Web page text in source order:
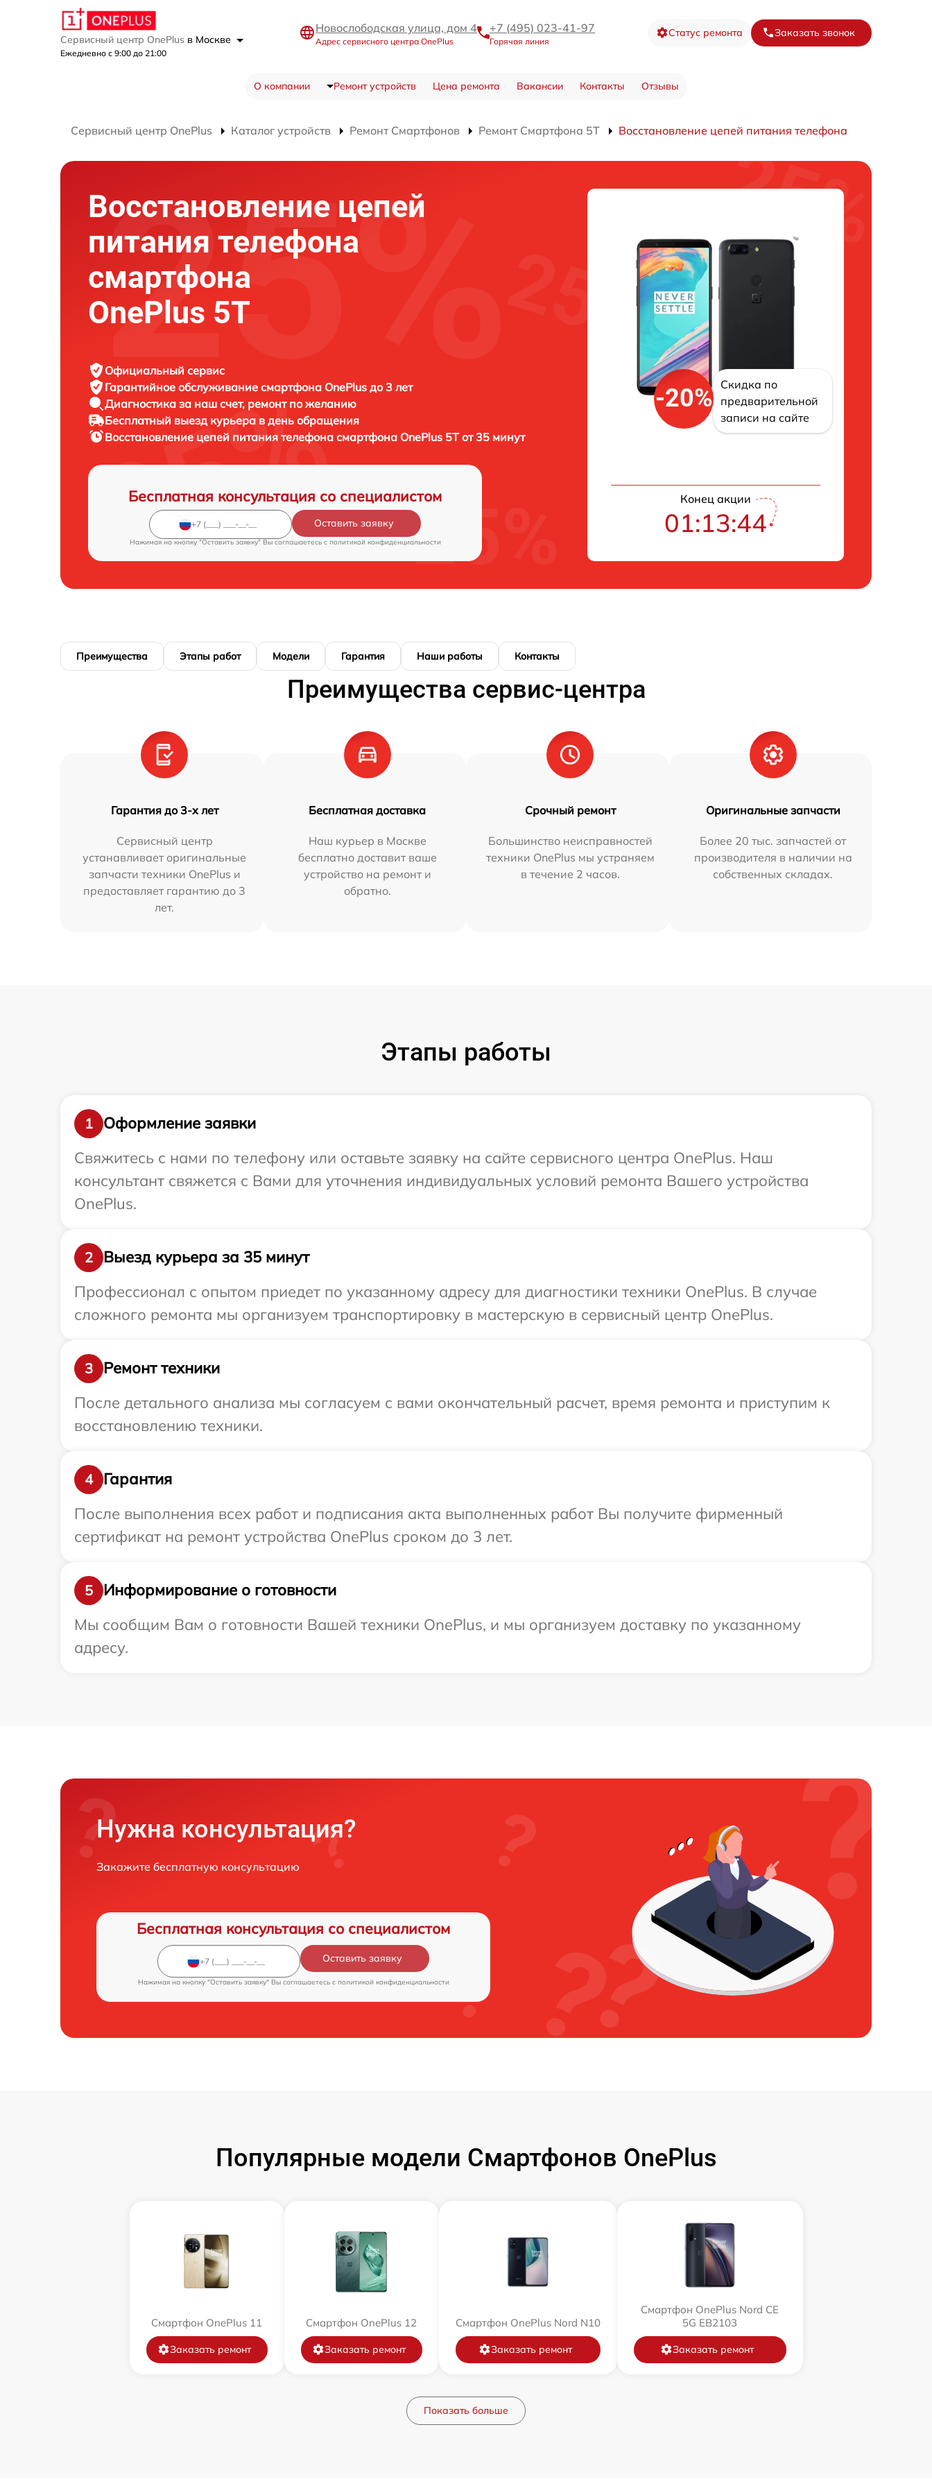
Сервисный центр OnePlus в Москве
Ежедневно с 9:00 до 21:00
Новослободская улица, дом 4
Адрес сервисного центра OnePlus
+7 (495) 023-41-97
Горячая линия
Статус ремонта Заказать звонок
О компании Ремонт устройств Цена ремонта Вакансии Контакты Отзывы
Сервисный центр OnePlus Каталог устройств Ремонт Смартфонов Ремонт Смартфона 5T Восстановление цепей питания телефона
Восстановление цепей
питания телефона
смартфона
OnePlus 5T
Официальный сервис
Гарантийное обслуживание смартфона OnePlus до 3 лет
Диагностика за наш счет, ремонт по желанию
Бесплатный выезд курьера в день обращения
Восстановление цепей питания телефона смартфона OnePlus 5T от 35 минут
Бесплатная консультация со специалистом
Оставить заявку
Нажимая на кнопку "Оставить заявку" Вы соглашаетесь c политикой конфиденциальности
-20%
Скидка по
предварительной
записи на сайте
Конец акции
01:13:43
Преимущества Этапы работ Модели Гарантия Наши работы Контакты
Преимущества сервис-центра
Гарантия до 3-х лет
Сервисный центр
устанавливает оригинальные
запчасти техники OnePlus и
предоставляет гарантию до 3
лет.
Бесплатная доставка
Наш курьер в Москве
бесплатно доставит ваше
устройство на ремонт и
обратно.
Срочный ремонт
Большинство неисправностей
техники OnePlus мы устраняем
в течение 2 часов.
Оригинальные запчасти
Более 20 тыс. запчастей от
производителя в наличии на
собственных складах.
Этапы работы
1
Оформление заявки
Свяжитесь с нами по телефону или оставьте заявку на сайте сервисного центра OnePlus. Наш
консультант свяжется с Вами для уточнения индивидуальных условий ремонта Вашего устройства
OnePlus.
2
Выезд курьера за 35 минут
Профессионал с опытом приедет по указанному адресу для диагностики техники OnePlus. В случае
сложного ремонта мы организуем транспортировку в мастерскую в сервисный центр OnePlus.
3
Ремонт техники
После детального анализа мы согласуем с вами окончательный расчет, время ремонта и приступим к
восстановлению техники.
4
Гарантия
После выполнения всех работ и подписания акта выполненных работ Вы получите фирменный
сертификат на ремонт устройства OnePlus сроком до 3 лет.
5
Информирование о готовности
Мы сообщим Вам о готовности Вашей техники OnePlus, и мы организуем доставку по указанному
адресу.
Нужна консультация?
Закажите бесплатную консультацию
Бесплатная консультация со специалистом
Оставить заявку
Нажимая на кнопку "Оставить заявку" Вы соглашаетесь c политикой конфиденциальности
Популярные модели Смартфонов OnePlus
Смартфон OnePlus 11
Заказать ремонт
Смартфон OnePlus 12
Заказать ремонт
Смартфон OnePlus Nord N10
Заказать ремонт
Смартфон OnePlus Nord CE
5G EB2103
Заказать ремонт
Показать больше